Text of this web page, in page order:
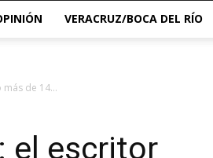
VERACRUZ/BOCA DEL RÍO
de 14...
el escritor